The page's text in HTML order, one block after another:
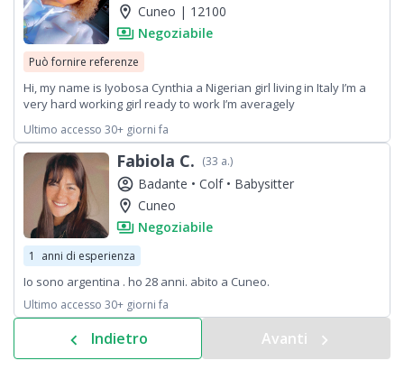
location_on Cuneo | 12100
payments Negoziabile
Può fornire referenze
Hi, my name is Iyobosa Cynthia a Nigerian girl living in Italy I’m a
very hard working girl ready to work I’m averagely
Ultimo accesso 30+ giorni fa
Fabiola C. (33 a.)
account_circle Badante • Colf • Babysitter
location_on Cuneo
payments Negoziabile
1 anni di esperienza
Io sono argentina . ho 28 anni. abito a Cuneo.
Ultimo accesso 30+ giorni fa
chevron_left Indietro Avanti navigate_next